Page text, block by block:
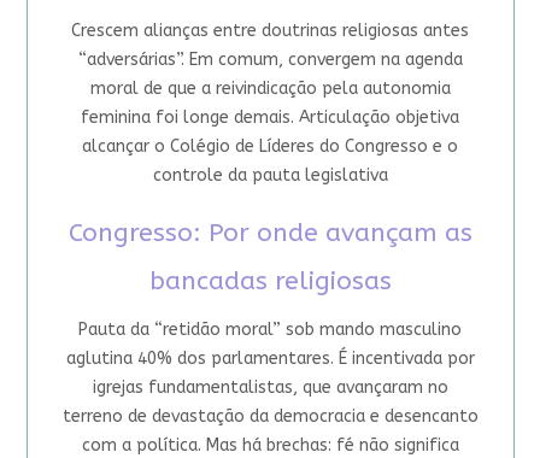
Crescem alianças entre doutrinas religiosas antes
“adversárias”. Em comum, convergem na agenda
moral de que a reivindicação pela autonomia
feminina foi longe demais. Articulação objetiva
alcançar o Colégio de Líderes do Congresso e o
controle da pauta legislativa
Congresso: Por onde avançam as
bancadas religiosas
Pauta da “retidão moral” sob mando masculino
aglutina 40% dos parlamentares. É incentivada por
igrejas fundamentalistas, que avançaram no
terreno de devastação da democracia e desencanto
com a política. Mas há brechas: fé não significa